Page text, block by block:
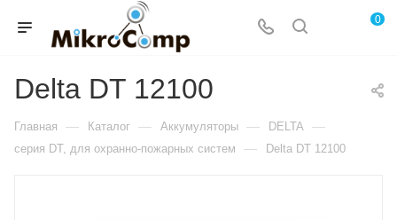
0
Delta DT 12100
Главная — Каталог — Аккумуляторы — DELTA —
серия DT, для охранно-пожарных систем — Delta DT 12100